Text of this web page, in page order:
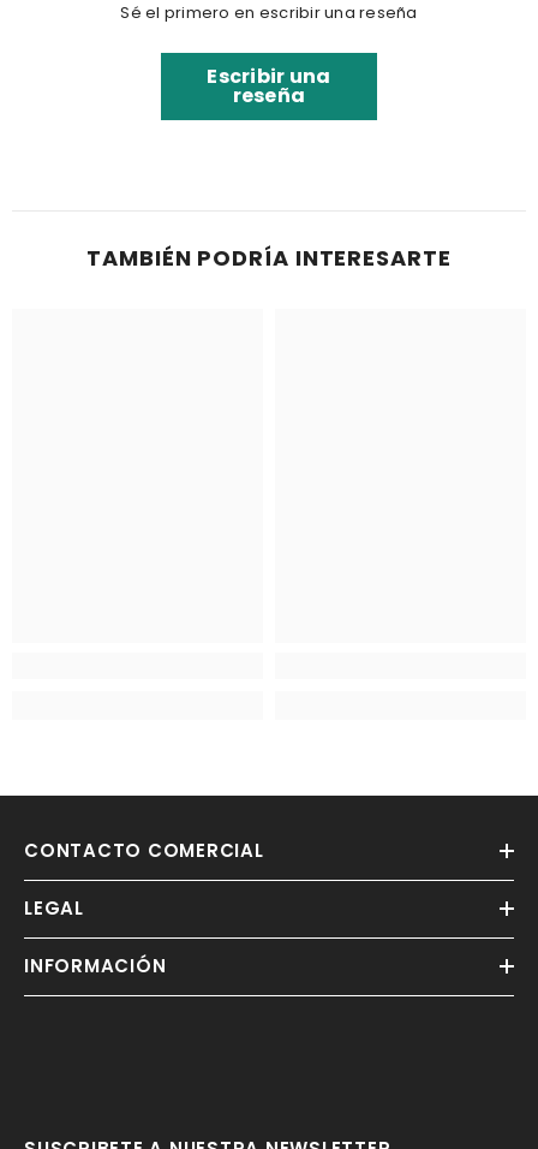
Sé el primero en escribir una reseña
Escribir una
reseña
TAMBIÉN PODRÍA INTERESARTE
CONTACTO COMERCIAL
LEGAL
INFORMACIÓN